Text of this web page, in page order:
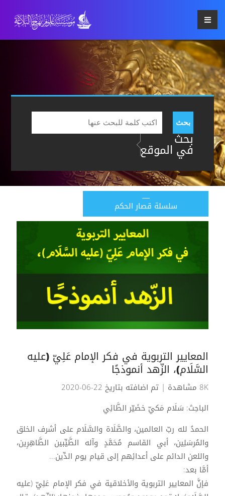
بحث
بحث
في الموقع
سلسلة قصار الحكم
المعايير التربوية في فكر الإمام عَلِيّ (عليه
السَّلَام)، الزّهد أنموذجًا
8K مشاهدة
| تم اضافته بتاريخ 22-06-2020
الباحِث: سَلَام مَكيّ خضَيّر الطَّائِي
الحمدُ لله ربّ العالمين، والصَّلَاة والسَّلَام على أشرف الخلق
والمُرسَلِين، أبي القاسم مُحَمَّدٍ وآله الطَّيِّبين الطَّاهِرِين،
واللعن الدائم على أعدائِهم إلى قيام يوم الدِّين...
أمَّا بعد:
فإنَّ المعايير التربوية والأخلاقية في فكر الإمام عَلِيّ (عليه